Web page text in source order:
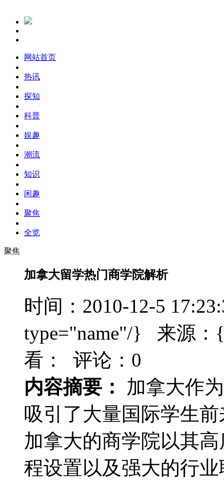
网站首页
热讯
探知
科普
娱趣
潮流
知识
闲趣
聚焦
全览
聚焦
加拿大留学热门商学院解析
时间：2010-12-5
type="name"/} 来源：
看：
评论：0
内容摘要：
加拿大作
吸引了大量国际学生
加拿大的商学院以其
程设置以及强大的行